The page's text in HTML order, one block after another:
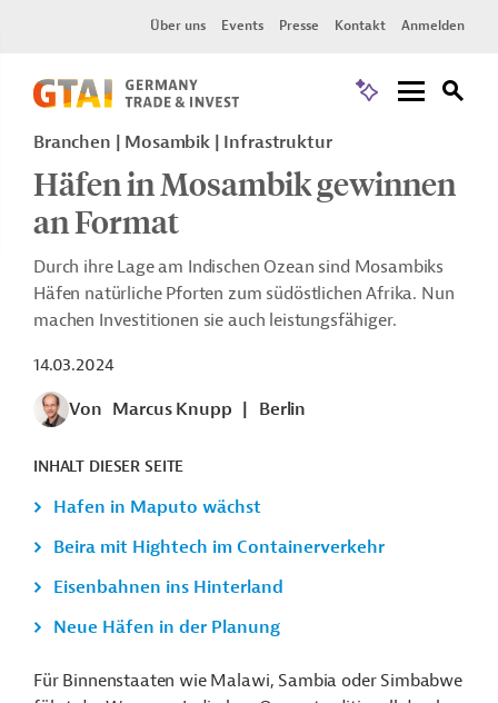
Über uns Events Presse Kontakt Anmelden
Branchen | Mosambik | Infrastruktur
Häfen in Mosambik gewinnen
an Format
Durch ihre Lage am Indischen Ozean sind Mosambiks
Häfen natürliche Pforten zum südöstlichen Afrika. Nun
machen Investitionen sie auch leistungsfähiger.
14.03.2024
Von Marcus Knupp Berlin
INHALT DIESER SEITE
Hafen in Maputo wächst
Beira mit Hightech im Containerverkehr
Eisenbahnen ins Hinterland
Neue Häfen in der Planung
Für Binnenstaaten wie Malawi, Sambia oder Simbabwe